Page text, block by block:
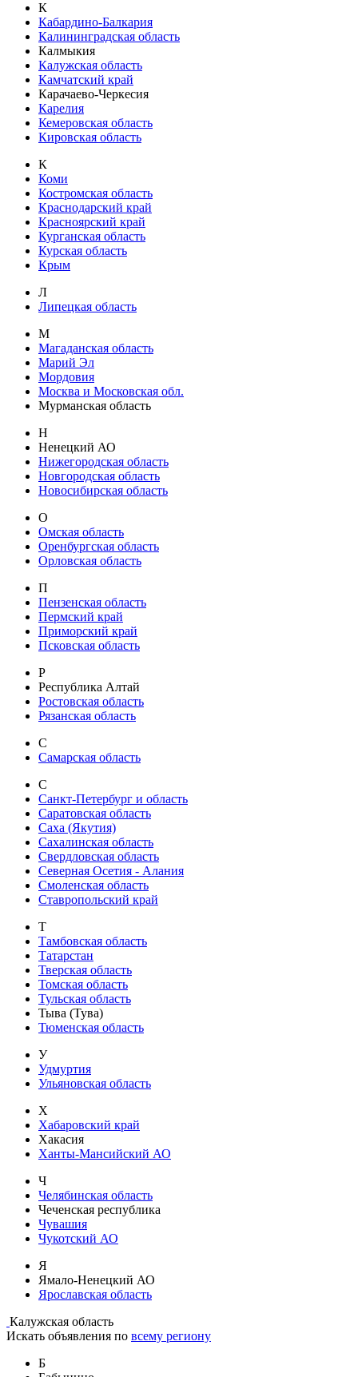
К
Кабардино-Балкария
Калининградская область
Калмыкия
Калужская область
Камчатский край
Карачаево-Черкесия
Карелия
Кемеровская область
Кировская область
К
Коми
Костромская область
Краснодарский край
Красноярский край
Курганская область
Курская область
Крым
Л
Липецкая область
М
Магаданская область
Марий Эл
Мордовия
Москва и Московская обл.
Мурманская область
Н
Ненецкий АО
Нижегородская область
Новгородская область
Новосибирская область
О
Омская область
Оренбургская область
Орловская область
П
Пензенская область
Пермский край
Приморский край
Псковская область
Р
Республика Алтай
Ростовская область
Рязанская область
С
Самарская область
С
Санкт-Петербург и область
Саратовская область
Саха (Якутия)
Сахалинская область
Свердловская область
Северная Осетия - Алания
Смоленская область
Ставропольский край
Т
Тамбовская область
Татарстан
Тверская область
Томская область
Тульская область
Тыва (Тува)
Тюменская область
У
Удмуртия
Ульяновская область
Х
Хабаровский край
Хакасия
Ханты-Мансийский АО
Ч
Челябинская область
Чеченская республика
Чувашия
Чукотский АО
Я
Ямало-Ненецкий АО
Ярославская область
Калужская область
Искать объявления по всему региону
Б